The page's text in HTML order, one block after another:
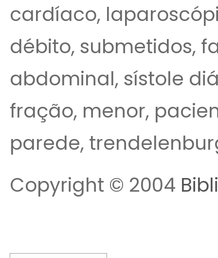
cardíaco,
débito, submetidos,
abdominal, sístole
fração, menor,
parede,
Copyright © 2004